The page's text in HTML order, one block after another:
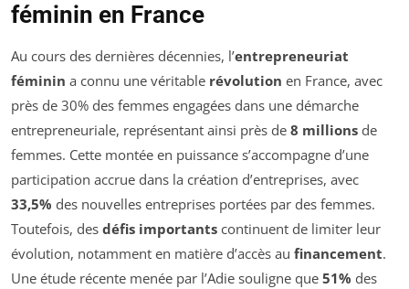
féminin en France
Au cours des dernières décennies, l’entrepreneuriat
féminin a connu une véritable révolution en France, avec
près de 30% des femmes engagées dans une démarche
entrepreneuriale, représentant ainsi près de 8 millions de
femmes. Cette montée en puissance s’accompagne d’une
participation accrue dans la création d’entreprises, avec
33,5% des nouvelles entreprises portées par des femmes.
Toutefois, des défis importants continuent de limiter leur
évolution, notamment en matière d’accès au financement.
Une étude récente menée par l’Adie souligne que 51% des